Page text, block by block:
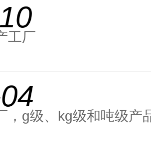
工厂
，g级、kg级和吨级产